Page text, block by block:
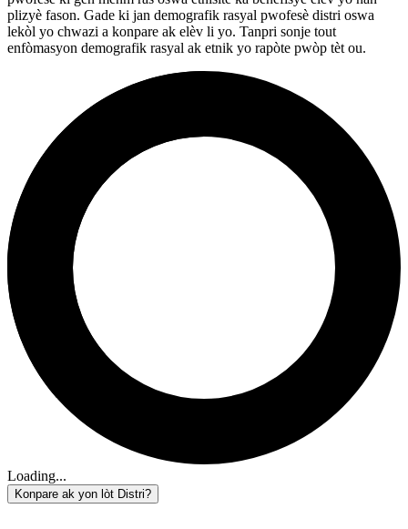
plizyè fason. Gade ki jan demografik rasyal pwofesè distri oswa
lekòl yo chwazi a konpare ak elèv li yo. Tanpri sonje tout
enfòmasyon demografik rasyal ak etnik yo rapòte pwòp tèt ou.
Loading...
Konpare ak yon lòt Distri?